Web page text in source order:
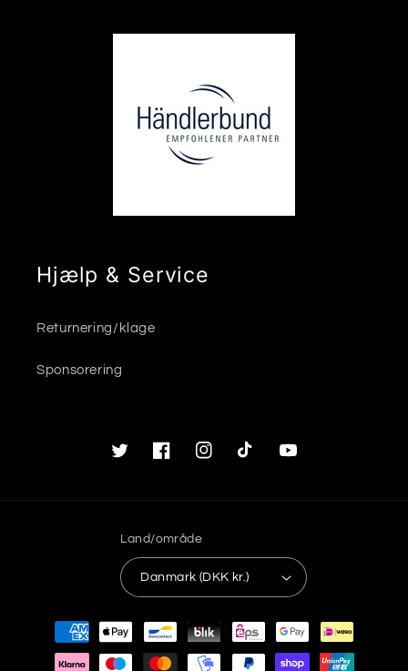
Hjælp & Service
Returnering/klage
Sponsorering
TwitterFacebookInstagramTikTok YouTube
Land/område
Danmark (DKK kr.)
Betalingsmetoder